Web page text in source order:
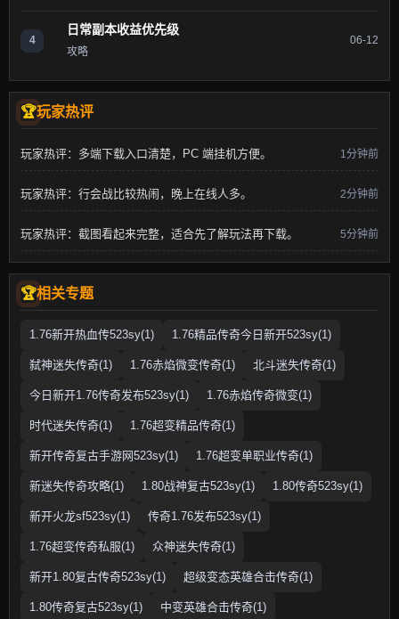
4
日常副本收益优先级
攻略
06-12
玩家热评
玩家热评：多端下载入口清楚，PC 端挂机方便。 1分钟前
玩家热评：行会战比较热闹，晚上在线人多。 2分钟前
玩家热评：截图看起来完整，适合先了解玩法再下载。 5分钟前
相关专题
1.76新开热血传523sy(1) 1.76精品传奇今日新开523sy(1)
弑神迷失传奇(1) 1.76赤焰微变传奇(1) 北斗迷失传奇(1)
今日新开1.76传奇发布523sy(1) 1.76赤焰传奇微变(1)
时代迷失传奇(1) 1.76超变精品传奇(1)
新开传奇复古手游网523sy(1) 1.76超变单职业传奇(1)
新迷失传奇攻略(1) 1.80战神复古523sy(1) 1.80传奇523sy(1)
新开火龙sf523sy(1) 传奇1.76发布523sy(1)
1.76超变传奇私服(1) 众神迷失传奇(1)
新开1.80复古传奇523sy(1) 超级变态英雄合击传奇(1)
1.80传奇复古523sy(1) 中变英雄合击传奇(1)